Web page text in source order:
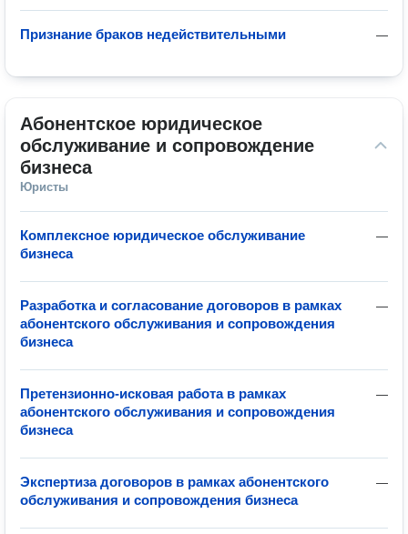
—
Признание браков недействительными
Абонентское юридическое
обслуживание и сопровождение
бизнеса
Юристы
—
Комплексное юридическое обслуживание
бизнеса
—
Разработка и согласование договоров в рамках
абонентского обслуживания и сопровождения
бизнеса
—
Претензионно-исковая работа в рамках
абонентского обслуживания и сопровождения
бизнеса
—
Экспертиза договоров в рамках абонентского
обслуживания и сопровождения бизнеса